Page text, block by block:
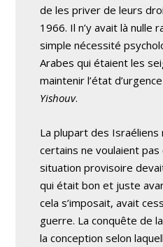
de les priver de leurs
1966. Il n’y avait là nulle
simple nécessité
Arabes qui étaient les
maintenir l’état
Yishouv.
La plupart des
certains ne voulaient
situation provisoire
qui était bon et juste
cela s’imposait, avait
guerre. La conquête de
la conception selon